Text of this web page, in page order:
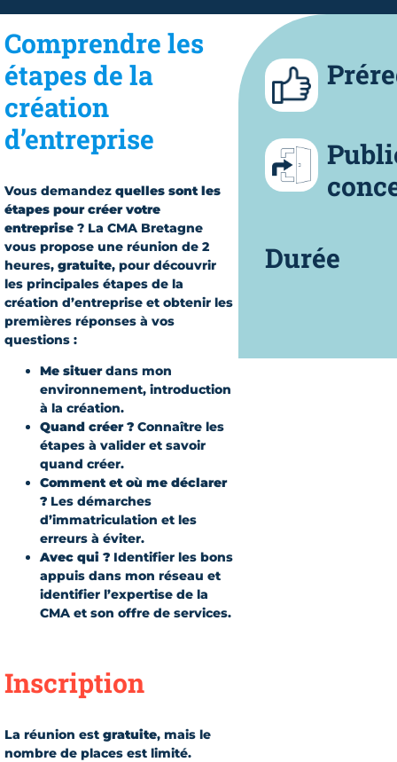
Comprendre les
étapes de la
création
d’entreprise
Vous demandez quelles sont les
étapes pour créer votre
entreprise ? La CMA Bretagne
vous propose une réunion de 2
heures, gratuite, pour découvrir
les principales étapes de la
création d’entreprise et obtenir les
premières réponses à vos
questions :
Me situerdans mon
environnement, introduction
à la création.
Quand créer ? Connaître les
étapes à valider et savoir
quand créer.
Comment et où me déclarer
? Les démarches
d’immatriculation et les
erreurs à éviter.
Avec qui ? Identifier les bons
appuis dans mon réseau et
identifier l’expertise de la
CMA et son offre de services.
Inscription
La réunion est gratuite, mais le
nombre de places est limité.
Durée